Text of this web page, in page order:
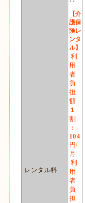
レンタル料
【介
護保
険レ
ンタ
ル】
利
用
者
負
担
額
１
割
：
104
円/
月
利
用
者
負
担